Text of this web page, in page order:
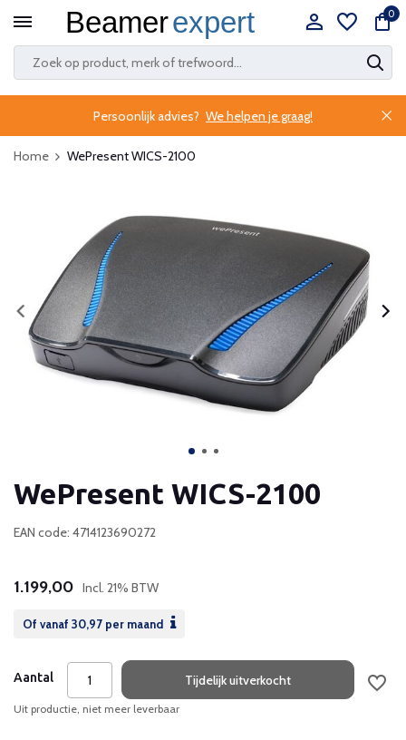
0
Persoonlijk advies? We helpen je graag!
Home WePresent WICS-2100
WePresent WICS-2100
EAN code: 4714123690272
1.199,00 Incl. 21% BTW
Of vanaf 30,97 per maand
Aantal Tijdelijk uitverkocht
Uit productie, niet meer leverbaar